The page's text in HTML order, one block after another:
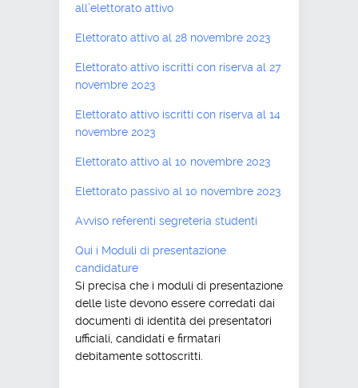
all’elettorato attivo
Elettorato attivo al 28 novembre 2023
Elettorato attivo iscritti con riserva al 27
novembre 2023
Elettorato attivo iscritti con riserva al 14
novembre 2023
Elettorato attivo al 10 novembre 2023
Elettorato passivo al 10 novembre 2023
Avviso referenti segreteria studenti
Qui i Moduli di presentazione
candidature
Si precisa che i moduli di presentazione
delle liste devono essere corredati dai
documenti di identità dei presentatori
ufficiali, candidati e firmatari
debitamente sottoscritti.